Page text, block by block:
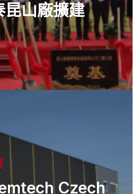
昆山廠擴建
查看零件
Czech
查看零件